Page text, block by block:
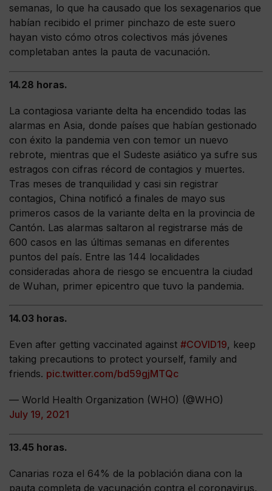
semanas, lo que ha causado que los sexagenarios que
habían recibido el primer pinchazo de este suero
hayan visto cómo otros colectivos más jóvenes
completaban antes la pauta de vacunación.
14.28 horas.
La contagiosa variante delta ha encendido todas las
alarmas en Asia, donde países que habían gestionado
con éxito la pandemia ven con temor un nuevo
rebrote, mientras que el Sudeste asiático ya sufre sus
estragos con cifras récord de contagios y muertes.
Tras meses de tranquilidad y casi sin registrar
contagios, China notificó a finales de mayo sus
primeros casos de la variante delta en la provincia de
Cantón. Las alarmas saltaron al registrarse más de
600 casos en las últimas semanas en diferentes
puntos del país. Entre las 144 localidades
consideradas ahora de riesgo se encuentra la ciudad
de Wuhan, primer epicentro que tuvo la pandemia.
14.03 horas.
Even after getting vaccinated against #COVID19, keep
taking precautions to protect yourself, family and
friends. pic.twitter.com/bd59gjMTQc
— World Health Organization (WHO) (@WHO)
July 19, 2021
13.45 horas.
Canarias roza el 64% de la población diana con la
pauta completa de vacunación contra el coronavirus,